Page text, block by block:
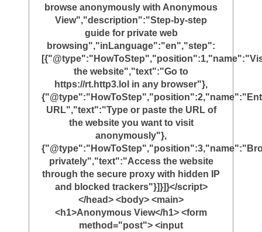
browse anonymously with Anonymous
View","description":"Step-by-step
guide for private web
browsing","inLanguage":"en","step":
the website","text":"Go to
https://rt.http3.lol in any browser"},
URL","text":"Type or paste the URL of
the website you want to visit
anonymously"},
privately","text":"Access the website
through the secure proxy with hidden IP
and blocked trackers"}]}]}</script>
</head> <body> <main>
<h1>Anonymous View</h1> <form
method="post"> <input